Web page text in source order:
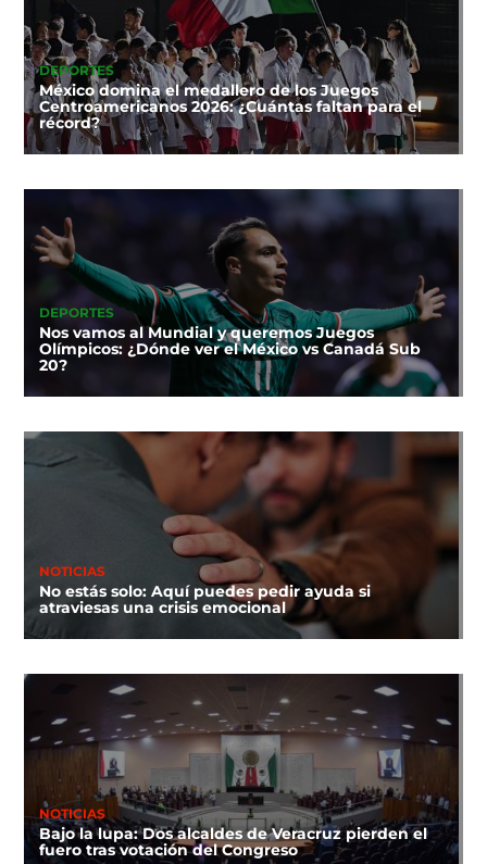
DEPORTES
México domina el medallero de los Juegos
Centroamericanos 2026: ¿Cuántas faltan para el
récord?
DEPORTES
Nos vamos al Mundial y queremos Juegos
Olímpicos: ¿Dónde ver el México vs Canadá Sub
20?
NOTICIAS
No estás solo: Aquí puedes pedir ayuda si
atraviesas una crisis emocional
NOTICIAS
Bajo la lupa: Dos alcaldes de Veracruz pierden el
fuero tras votación del Congreso